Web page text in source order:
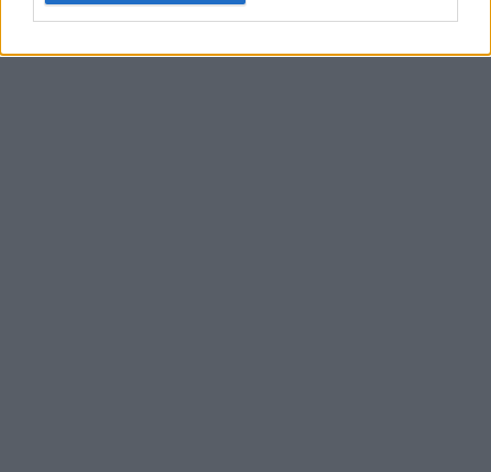
στουςΚλίβελαντ Καβαλίερς.